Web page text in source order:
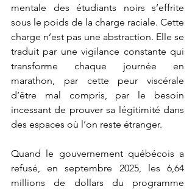
mentale des étudiants noirs s’effrite
sous le poids de la charge raciale. Cette
charge n’est pas une abstraction. Elle se
traduit par une vigilance constante qui
transforme chaque journée en
marathon, par cette peur viscérale
d’être mal compris, par le besoin
incessant de prouver sa légitimité dans
des espaces où l’on reste étranger.
Quand le gouvernement québécois a
refusé, en septembre 2025, les 6,64
millions de dollars du programme